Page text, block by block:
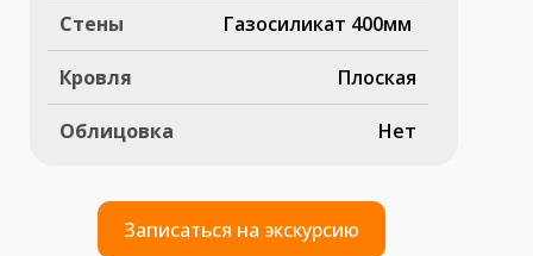
Записаться на экскурсию
Стены Газосиликат 400мм
Кровля Плоская
Облицовка Нет